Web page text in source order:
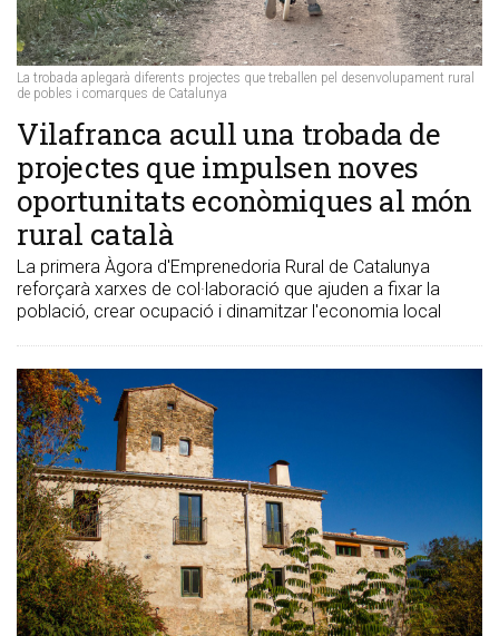
La trobada aplegarà diferents projectes que treballen pel desenvolupament rural
de pobles i comarques de Catalunya
Vilafranca acull una trobada de
projectes que impulsen noves
oportunitats econòmiques al món
rural català
La primera Àgora d'Emprenedoria Rural de Catalunya
reforçarà xarxes de col·laboració que ajuden a fixar la
població, crear ocupació i dinamitzar l'economia local